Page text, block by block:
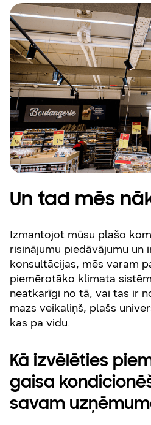
Un tad mēs
Izmantojot mūsu plašo
risinājumu piedāvājumu un
konsultācijas, mēs varam
piemērotāko klimata
neatkarīgi no tā, vai tas ir
mazs veikaliņš, plašs
kas pa vidu.
Kā izvēlēties
gaisa
savam